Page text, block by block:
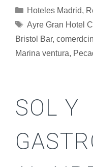
Hoteles Madrid,
Ayre Gran Hotel
Bristol Bar,
Marina ventura,
SOL Y